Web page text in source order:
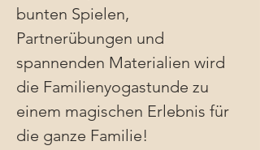
bunten Spielen,
Partnerübungen und
spannenden Materialien wird
die Familienyogastunde zu
einem magischen Erlebnis für
die ganze Familie!